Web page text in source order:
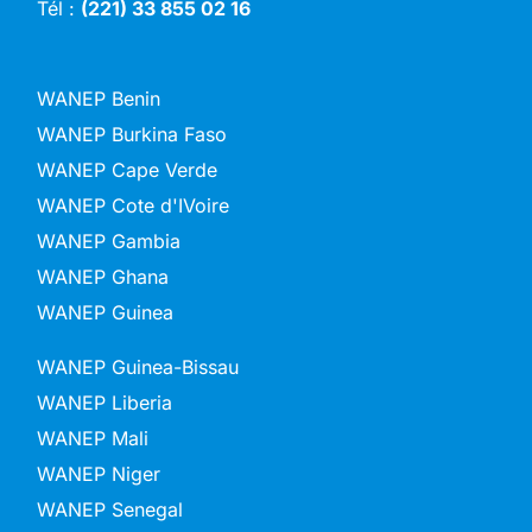
Tél : (221) 33 855 02 16
WANEP Benin
WANEP Burkina Faso
WANEP Cape Verde
WANEP Cote d'IVoire
WANEP Gambia
WANEP Ghana
WANEP Guinea
WANEP Guinea-Bissau
WANEP Liberia
WANEP Mali
WANEP Niger
WANEP Senegal